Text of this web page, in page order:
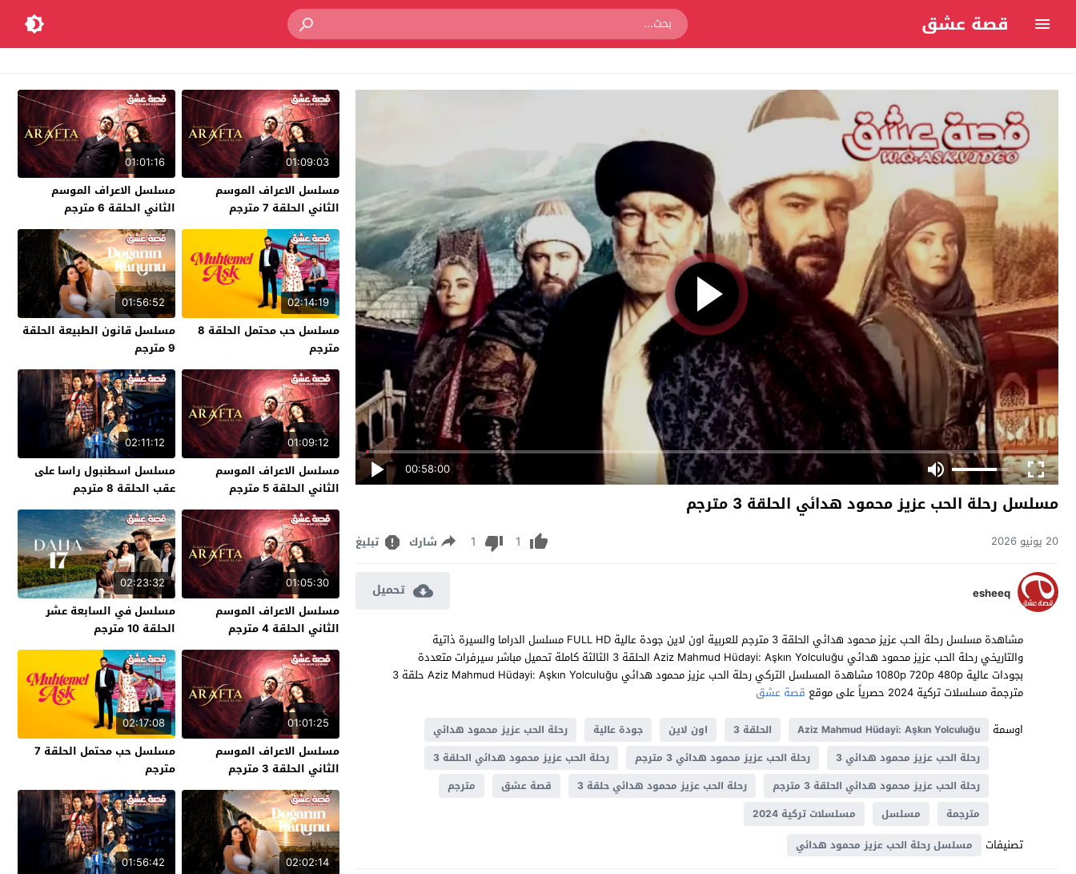
قصة عشق
00:58:00
مسلسل رحلة الحب عزيز محمود هدائي الحلقة 3 مترجم
20 يونيو 2026 1
1 شارك تبليغ
esheeq تحميل
مشاهدة مسلسل رحلة الحب عزيز محمود هدائي الحلقة 3 مترجم للعربية اون لاين جودة عالية FULL HD مسلسل الدراما والسيرة ذاتية
والتاريخي رحلة الحب عزيز محمود هدائي Aziz Mahmud Hüdayi: Aşkın Yolculuğu الحلقة 3 الثالثة كاملة تحميل مباشر سيرفرات متعددة
بجودات عالية 1080p 720p 480p مشاهدة المسلسل التركي رحلة الحب عزيز محمود هدائي Aziz Mahmud Hüdayi: Aşkın Yolculuğu حلقة 3
مترجمة مسلسلات تركية 2024 حصرياً على موقع
قصة عشق
اوسمة
Aziz Mahmud Hüdayi: Aşkın Yolculuğu الحلقة 3 اون لاين جودة عالية
رحلة الحب عزيز محمود هدائي
رحلة الحب عزيز محمود هدائي 3
رحلة الحب عزيز محمود هدائي 3 مترجم
رحلة الحب عزيز محمود هدائي الحلقة 3
رحلة الحب عزيز محمود هدائي الحلقة 3 مترجم
رحلة الحب عزيز محمود هدائي حلقة 3 قصة عشق
مترجم
مترجمة
مسلسل مسلسلات تركية 2024
تصنيفات مسلسل رحلة الحب عزيز محمود هدائي
01:09:03
مسلسل الاعراف الموسم
الثاني الحلقة 7 مترجم
01:01:16
مسلسل الاعراف الموسم
الثاني الحلقة 6 مترجم
02:14:19
مسلسل حب محتمل الحلقة 8
مترجم
01:56:52
مسلسل قانون الطبيعة الحلقة
9 مترجم
01:09:12
مسلسل الاعراف الموسم
الثاني الحلقة 5 مترجم
02:11:12
مسلسل اسطنبول راسا على
عقب الحلقة 8 مترجم
01:05:30
مسلسل الاعراف الموسم
الثاني الحلقة 4 مترجم
02:23:32
مسلسل في السابعة عشر
الحلقة 10 مترجم
01:01:25
مسلسل الاعراف الموسم
الثاني الحلقة 3 مترجم
02:17:08
مسلسل حب محتمل الحلقة 7
مترجم
02:02:14
01:56:42